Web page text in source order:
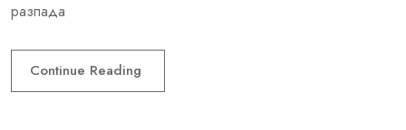
разпада
Continue Reading